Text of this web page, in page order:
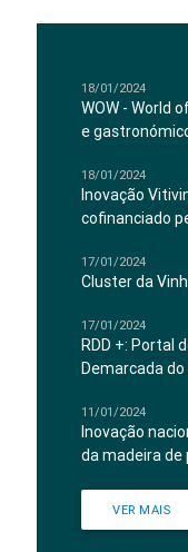
18/01/2024
WOW - World
e
18/01/2024
Inovação
cofinanciado
17/01/2024
Cluster da
17/01/2024
RDD +: Portal
Demarcada do
11/01/2024
Inovação
da madeira de
VER MAIS